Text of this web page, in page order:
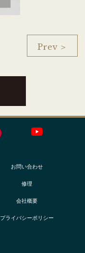
Prev ＞
お問い合わせ
修理
会社概要
プライバシーポリシー